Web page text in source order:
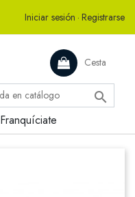
Iniciar sesión · Registrarse
Cesta

Franquíciate